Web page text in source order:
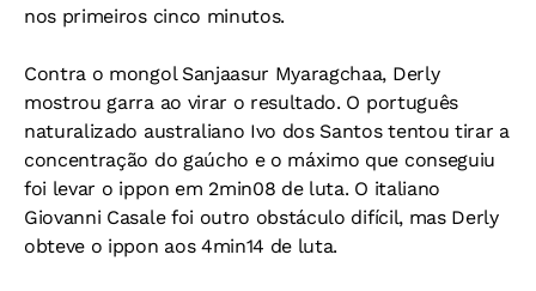
nos primeiros cinco minutos.
Contra o mongol Sanjaasur Myaragchaa, Derly
mostrou garra ao virar o resultado. O português
naturalizado australiano Ivo dos Santos tentou tirar a
concentração do gaúcho e o máximo que conseguiu
foi levar o ippon em 2min08 de luta. O italiano
Giovanni Casale foi outro obstáculo difícil, mas Derly
obteve o ippon aos 4min14 de luta.